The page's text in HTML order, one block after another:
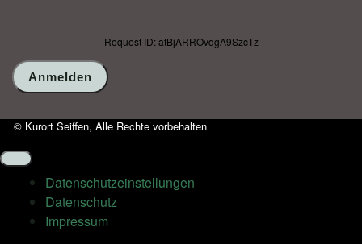
Request ID: atBjARROvdgA9SzcTz
© Kurort Seiffen, Alle Rechte vorbehalten
Datenschutz­einstellungen
Datenschutz
Impressum